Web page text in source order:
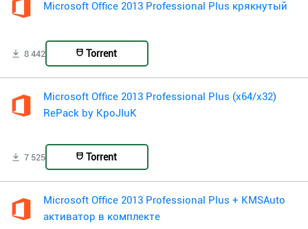
Microsoft Office 2013 Professional Plus крякнутый
8 442 Torrent
Microsoft Office 2013 Professional Plus (x64/x32)
RePack by KpoJIuK
7 525 Torrent
Microsoft Office 2013 Professional Plus + KMSAuto
активатор в комплекте